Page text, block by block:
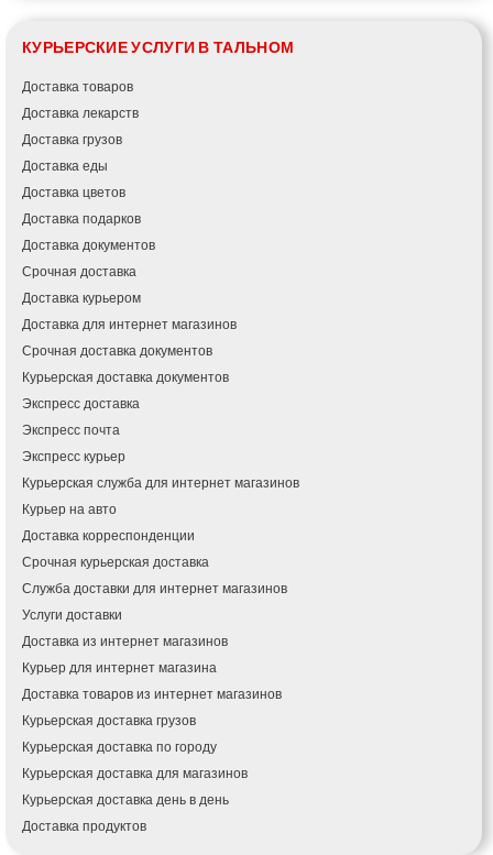
КУРЬЕРСКИЕ УСЛУГИ В ТАЛЬНОМ
Доставка товаров
Доставка лекарств
Доставка грузов
Доставка еды
Доставка цветов
Доставка подарков
Доставка документов
Срочная доставка
Доставка курьером
Доставка для интернет магазинов
Срочная доставка документов
Курьерская доставка документов
Экспресс доставка
Экспресс почта
Экспресс курьер
Курьерская служба для интернет магазинов
Курьер на авто
Доставка корреспонденции
Срочная курьерская доставка
Служба доставки для интернет магазинов
Услуги доставки
Доставка из интернет магазинов
Курьер для интернет магазина
Доставка товаров из интернет магазинов
Курьерская доставка грузов
Курьерская доставка по городу
Курьерская доставка для магазинов
Курьерская доставка день в день
Доставка продуктов
Фонтанка
Гадяч
Гатное
Глеваха
Горишние Плавни
Гостомель
Харьков
Херсон
Хмельницкий
Хмельник
Ирпень
Ивано-Франковск
Измаил
Кагарлык
Калуш
Каменец-Подольский
Каменка
Каменское
Канев
Казатин
Киев
Кобеляки
Коцюбинское
Конотоп
Коростень
Корсунь-Шевченковский
Костополь
Ковель
Козин
Красноград
Кременчуг
Кременец